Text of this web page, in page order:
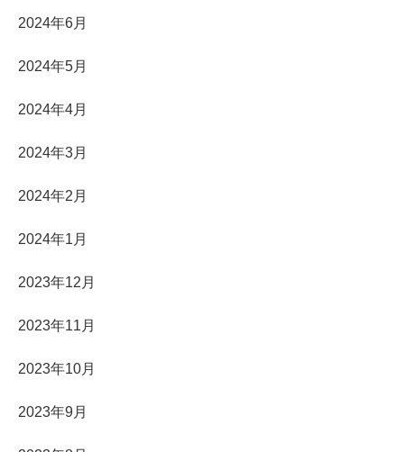
2024年6月
2024年5月
2024年4月
2024年3月
2024年2月
2024年1月
2023年12月
2023年11月
2023年10月
2023年9月